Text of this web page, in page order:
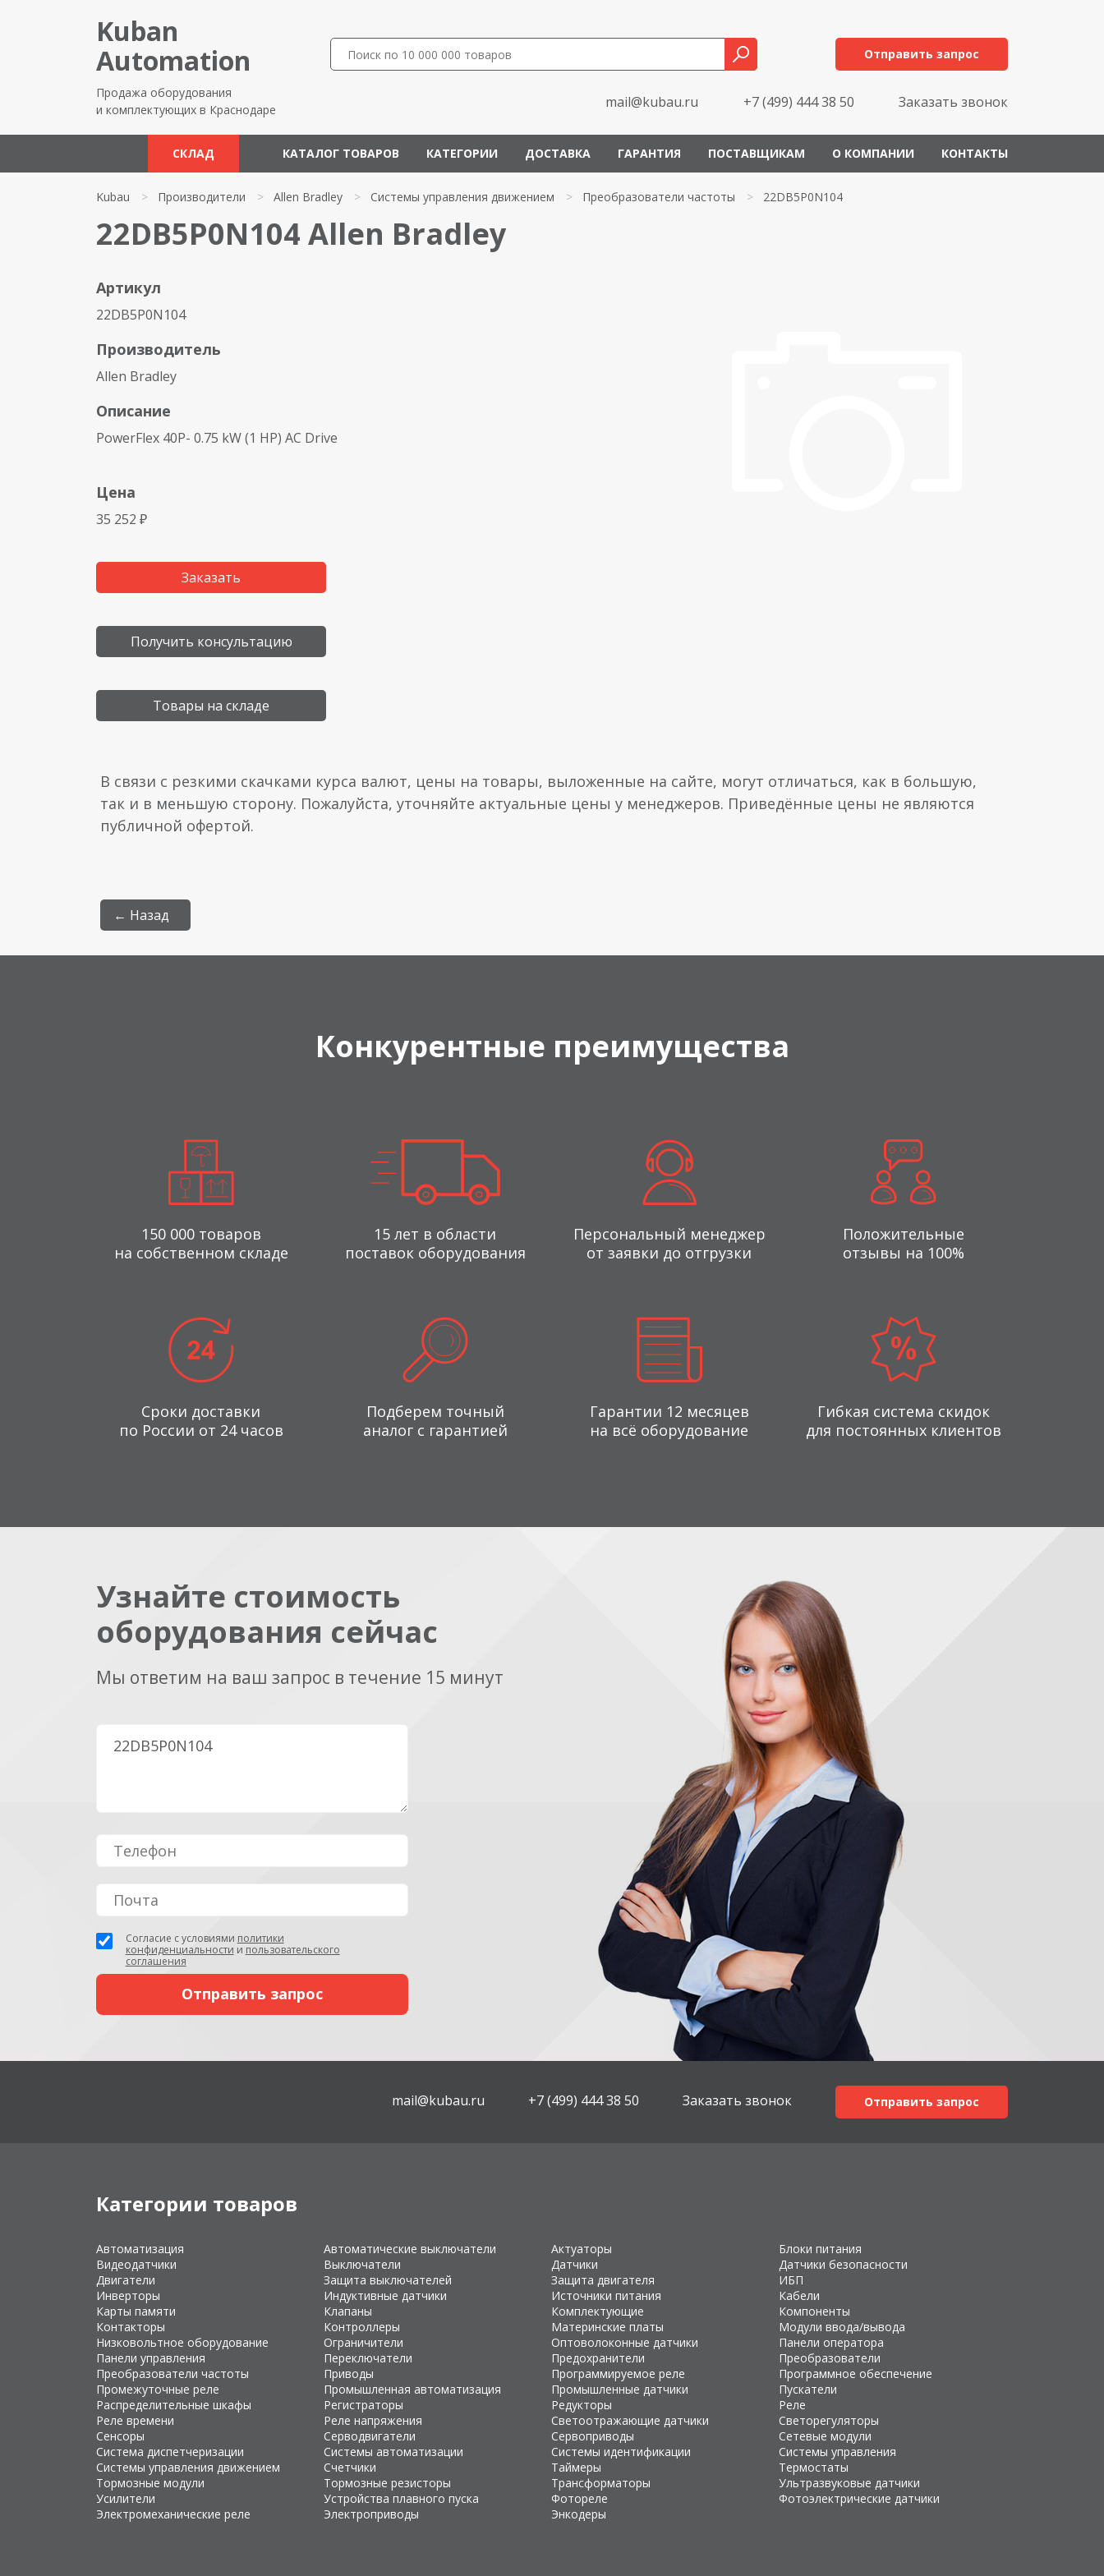
Kuban
Automation
Продажа оборудования
и комплектующих в Краснодаре
Отправить запрос
mail@kubau.ru +7 (499) 444 38 50 Заказать звонок
СКЛАД КАТАЛОГ ТОВАРОВ КАТЕГОРИИ ДОСТАВКА ГАРАНТИЯ ПОСТАВЩИКАМ О КОМПАНИИ КОНТАКТЫ
Kubau > Производители > Allen Bradley > Системы управления движением > Преобразователи частоты > 22DB5P0N104
22DB5P0N104 Allen Bradley
Артикул
22DB5P0N104
Производитель
Allen Bradley
Описание
PowerFlex 40P- 0.75 kW (1 HP) AC Drive
Цена
35 252 ₽
Заказать
Получить консультацию
Товары на складе
В связи с резкими скачками курса валют, цены на товары, выложенные на сайте, могут отличаться, как в большую,
так и в меньшую сторону. Пожалуйста, уточняйте актуальные цены у менеджеров. Приведённые цены не являются
публичной офертой.
← Назад
Конкурентные преимущества
150 000 товаров
на собственном складе
15 лет в области
поставок оборудования
Персональный менеджер
от заявки до отгрузки
Положительные
отзывы на 100%
Сроки доставки
по России от 24 часов
Подберем точный
аналог с гарантией
Гарантии 12 месяцев
на всё оборудование
Гибкая система скидок
для постоянных клиентов
Узнайте стоимость
оборудования сейчас
Мы ответим на ваш запрос в течение 15 минут
Согласие с условиями политики
конфиденциальности и пользовательского
соглашения
mail@kubau.ru +7 (499) 444 38 50 Заказать звонок Отправить запрос
Категории товаров
Автоматизация Автоматические выключатели Актуаторы
Блоки питания
Видеодатчики
Выключатели Датчики
Датчики безопасности
Двигатели
Защита выключателей Защита двигателя
ИБП
Инверторы
Индуктивные датчики Источники питания
Кабели
Карты памяти
Клапаны Комплектующие
Компоненты
Контакторы
Контроллеры Материнские платы
Модули ввода/вывода
Низковольтное оборудование
Ограничители Оптоволоконные датчики
Панели оператора
Панели управления
Переключатели Предохранители
Преобразователи
Преобразователи частоты
Приводы Программируемое реле
Программное обеспечение
Промежуточные реле
Промышленная автоматизация Промышленные датчики
Пускатели
Распределительные шкафы
Регистраторы Редукторы
Реле
Реле времени
Реле напряжения Светоотражающие датчики
Светорегуляторы
Сенсоры
Серводвигатели Сервоприводы
Сетевые модули
Система диспетчеризации
Системы автоматизации Системы идентификации
Системы управления
Системы управления движением
Счетчики Таймеры
Термостаты
Тормозные модули
Тормозные резисторы Трансформаторы
Ультразвуковые датчики
Усилители
Устройства плавного пуска Фотореле
Фотоэлектрические датчики
Электромеханические реле
Электроприводы Энкодеры